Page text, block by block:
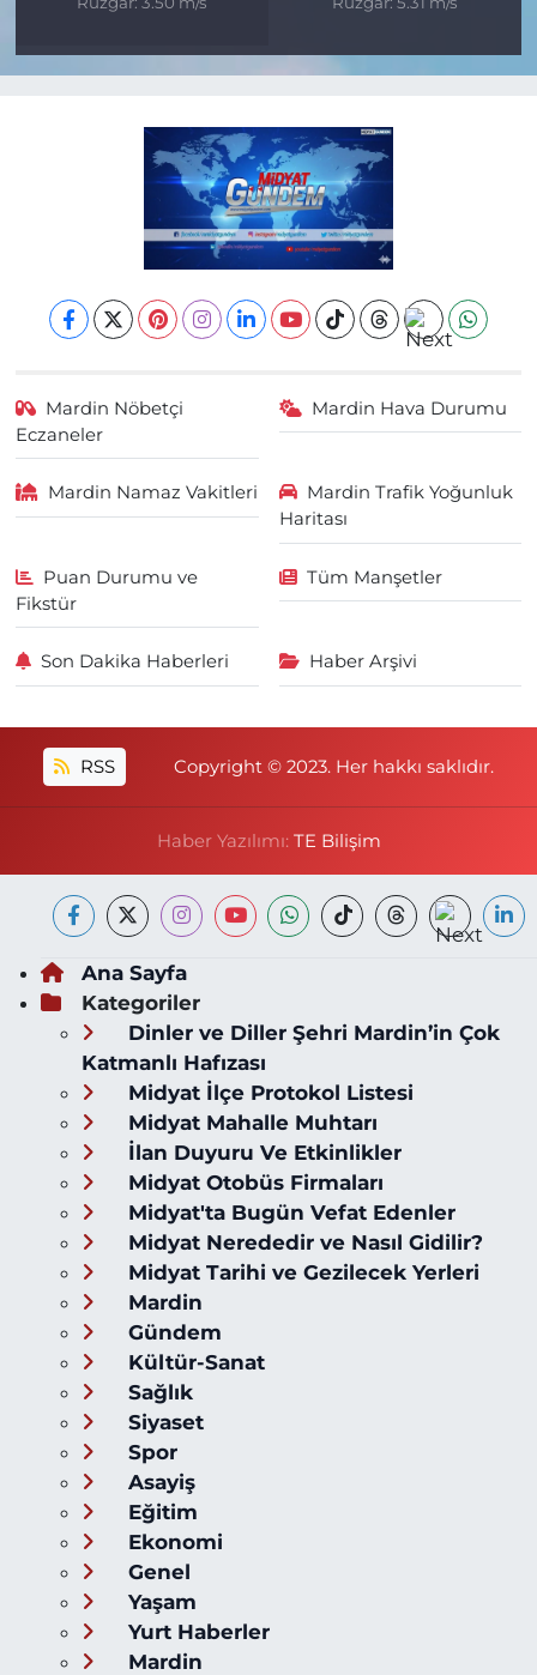
Mardin Nöbetçi
Eczaneler
Mardin Hava Durumu
Mardin Namaz Vakitleri
Mardin Trafik Yoğunluk
Haritası
Puan Durumu ve
Fikstür
Tüm Manşetler
Son Dakika Haberleri Haber Arşivi
RSS Copyright © 2023. Her hakkı saklıdır.
Haber Yazılımı: TE Bilişim
Ana Sayfa
Kategoriler
Dinler ve Diller Şehri Mardin’in Çok
Katmanlı Hafızası
Midyat İlçe Protokol Listesi
Midyat Mahalle Muhtarı
İlan Duyuru Ve Etkinlikler
Midyat Otobüs Firmaları
Midyat'ta Bugün Vefat Edenler
Midyat Nerededir ve Nasıl Gidilir?
Midyat Tarihi ve Gezilecek Yerleri
Mardin
Gündem
Kültür-Sanat
Sağlık
Siyaset
Spor
Asayiş
Eğitim
Ekonomi
Genel
Yaşam
Yurt Haberler
Mardin